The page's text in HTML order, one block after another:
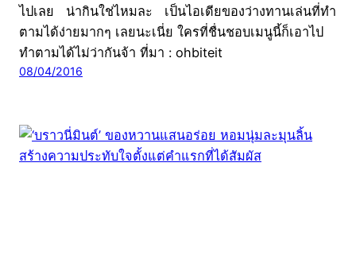
ไปเลย น่ากินใช่ไหมละ เป็นไอเดียของว่างทานเล่นที่ทำ
ตามได้ง่ายมากๆ เลยนะเนี่ย ใครที่ชื่นชอบเมนูนี้ก็เอาไป
ทำตามได้ไม่ว่ากันจ้า ที่มา : ohbiteit
08/04/2016